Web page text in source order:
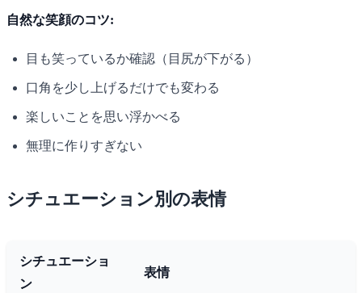
自然な笑顔のコツ:
目も笑っているか確認（目尻が下がる）
口角を少し上げるだけでも変わる
楽しいことを思い浮かべる
無理に作りすぎない
シチュエーション別の表情
シチュエーショ
ン
表情